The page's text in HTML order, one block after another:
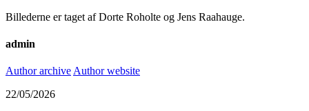
Billederne er taget af Dorte Roholte og Jens Raahauge.
admin
Author archive Author website
22/05/2026